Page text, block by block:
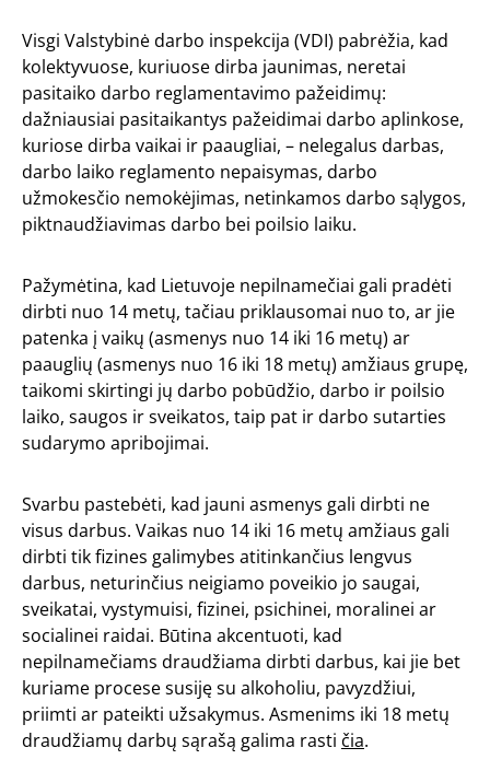
Visgi Valstybinė darbo inspekcija (VDI) pabrėžia, kad
kolektyvuose, kuriuose dirba jaunimas, neretai
pasitaiko darbo reglamentavimo pažeidimų:
dažniausiai pasitaikantys pažeidimai darbo aplinkose,
kuriose dirba vaikai ir paaugliai, – nelegalus darbas,
darbo laiko reglamento nepaisymas, darbo
užmokesčio nemokėjimas, netinkamos darbo sąlygos,
piktnaudžiavimas darbo bei poilsio laiku.
Pažymėtina, kad Lietuvoje nepilnamečiai gali pradėti
dirbti nuo 14 metų, tačiau priklausomai nuo to, ar jie
patenka į vaikų (asmenys nuo 14 iki 16 metų) ar
paauglių (asmenys nuo 16 iki 18 metų) amžiaus grupę,
taikomi skirtingi jų darbo pobūdžio, darbo ir poilsio
laiko, saugos ir sveikatos, taip pat ir darbo sutarties
sudarymo apribojimai.
Svarbu pastebėti, kad jauni asmenys gali dirbti ne
visus darbus. Vaikas nuo 14 iki 16 metų amžiaus gali
dirbti tik fizines galimybes atitinkančius lengvus
darbus, neturinčius neigiamo poveikio jo saugai,
sveikatai, vystymuisi, fizinei, psichinei, moralinei ar
socialinei raidai. Būtina akcentuoti, kad
nepilnamečiams draudžiama dirbti darbus, kai jie bet
kuriame procese susiję su alkoholiu, pavyzdžiui,
priimti ar pateikti užsakymus. Asmenims iki 18 metų
draudžiamų darbų sąrašą galima rasti čia.